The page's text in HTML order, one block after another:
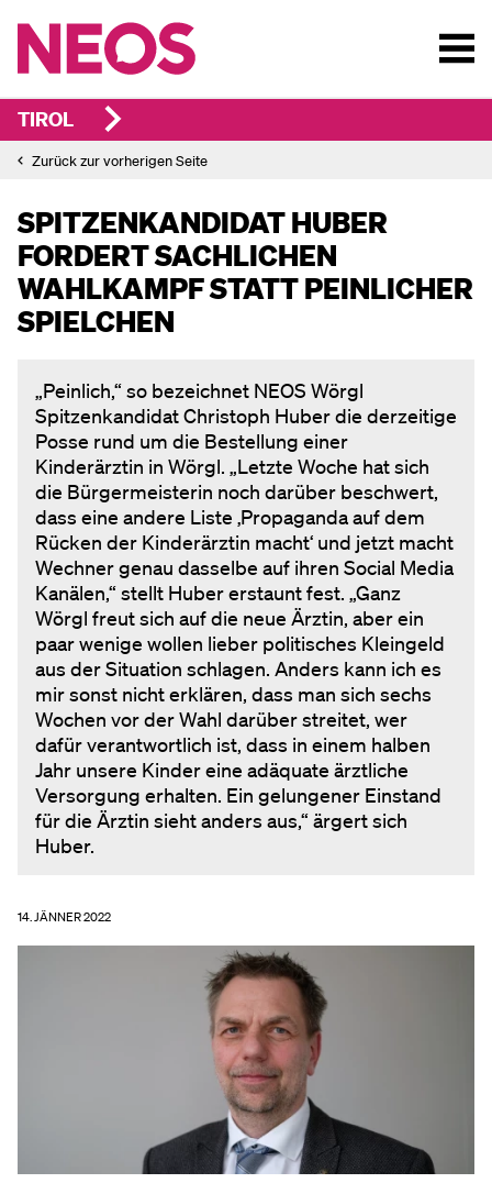
TIROL
Zurück zur vorherigen Seite
SPITZENKANDIDAT HUBER
FORDERT SACHLICHEN
WAHLKAMPF STATT PEINLICHER
SPIELCHEN
„Peinlich,“ so bezeichnet NEOS Wörgl
Spitzenkandidat Christoph Huber die derzeitige
Posse rund um die Bestellung einer
Kinderärztin in Wörgl. „Letzte Woche hat sich
die Bürgermeisterin noch darüber beschwert,
dass eine andere Liste ‚Propaganda auf dem
Rücken der Kinderärztin macht‘ und jetzt macht
Wechner genau dasselbe auf ihren Social Media
Kanälen,“ stellt Huber erstaunt fest. „Ganz
Wörgl freut sich auf die neue Ärztin, aber ein
paar wenige wollen lieber politisches Kleingeld
aus der Situation schlagen. Anders kann ich es
mir sonst nicht erklären, dass man sich sechs
Wochen vor der Wahl darüber streitet, wer
dafür verantwortlich ist, dass in einem halben
Jahr unsere Kinder eine adäquate ärztliche
Versorgung erhalten. Ein gelungener Einstand
für die Ärztin sieht anders aus,“ ärgert sich
Huber.
14. JÄNNER 2022